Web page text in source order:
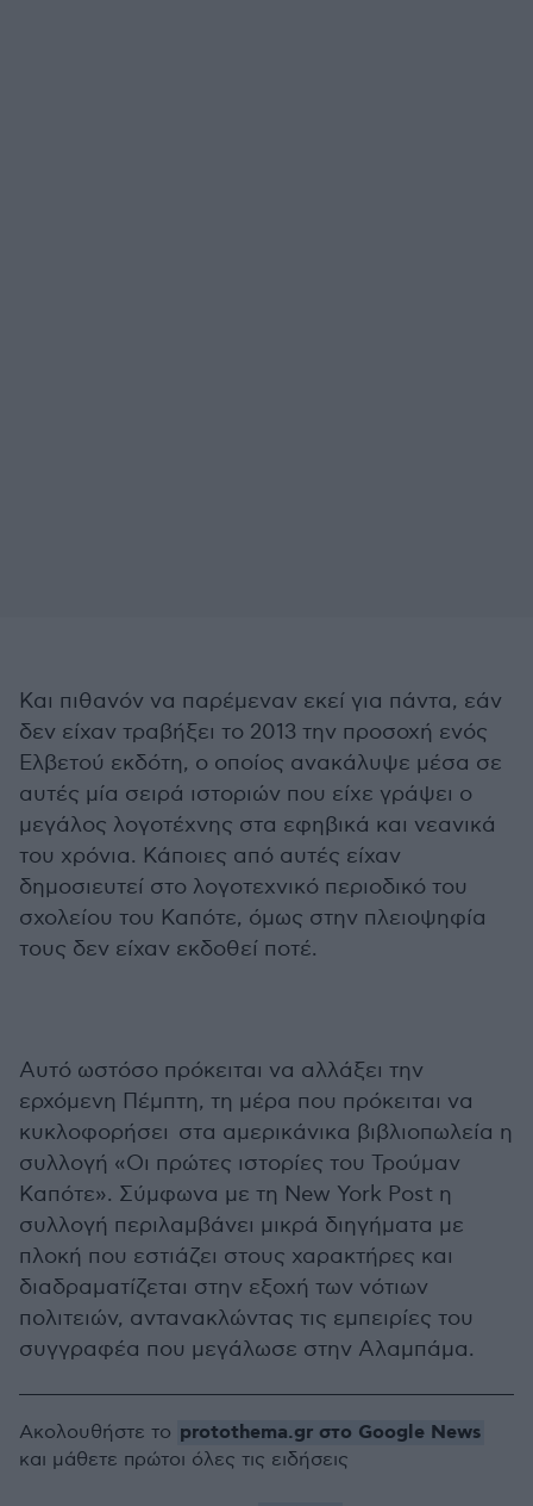
Και πιθανόν να παρέμεναν εκεί για πάντα, εάν
δεν είχαν τραβήξει το 2013 την προσοχή ενός
Ελβετού εκδότη, ο οποίος ανακάλυψε μέσα σε
αυτές μία σειρά ιστοριών που είχε γράψει ο
μεγάλος λογοτέχνης στα εφηβικά και νεανικά
του χρόνια. Κάποιες από αυτές είχαν
δημοσιευτεί στο λογοτεχνικό περιοδικό του
σχολείου του Καπότε, όμως στην πλειοψηφία
τους δεν είχαν εκδοθεί ποτέ.
Αυτό ωστόσο πρόκειται να αλλάξει την
ερχόμενη Πέμπτη, τη μέρα που πρόκειται να
κυκλοφορήσει στα αμερικάνικα βιβλιοπωλεία η
συλλογή «Οι πρώτες ιστορίες του Τρούμαν
Καπότε». Σύμφωνα με τη New York Post η
συλλογή περιλαμβάνει μικρά διηγήματα με
πλοκή που εστιάζει στους χαρακτήρες και
διαδραματίζεται στην εξοχή των νότιων
πολιτειών, αντανακλώντας τις εμπειρίες του
συγγραφέα που μεγάλωσε στην Αλαμπάμα.
Ακολουθήστε το protothema.gr στο Google News
και μάθετε πρώτοι όλες τις ειδήσεις